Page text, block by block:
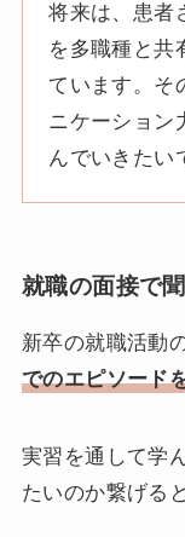
将来は、患者
を多職種と共
ています。そ
ニケーション
んでいきたい
就職の面接で
新卒の就職活動
でのエピソード
実習を通して学
たいのか繋げる